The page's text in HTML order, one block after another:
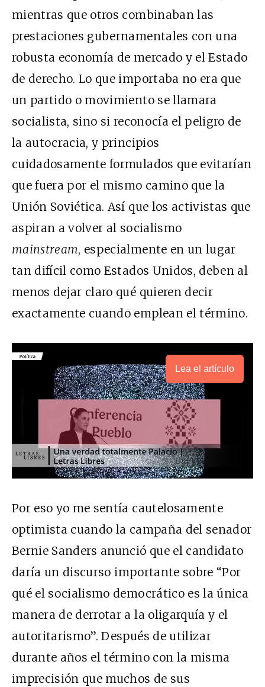
mientras que otros combinaban las
prestaciones gubernamentales con una
robusta economía de mercado y el Estado
de derecho. Lo que importaba no era que
un partido o movimiento se llamara
socialista, sino si reconocía el peligro de
la autocracia, y principios
cuidadosamente formulados que evitarían
que fuera por el mismo camino que la
Unión Soviética. Así que los activistas que
aspiran a volver al socialismo
mainstream, especialmente en un lugar
tan difícil como Estados Unidos, deben al
menos dejar claro qué quieren decir
exactamente cuando emplean el término.
Lea el artículo
Por eso yo me sentía cautelosamente
optimista cuando la campaña del senador
Bernie Sanders anunció que el candidato
daría un discurso importante sobre “Por
qué el socialismo democrático es la única
manera de derrotar a la oligarquía y el
autoritarismo”. Después de utilizar
durante años el término con la misma
imprecisión que muchos de sus